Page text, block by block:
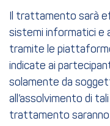
Il trattamento sarà
sistemi informatici e
tramite le
indicate ai
solamente da
all’assolvimento di
trattamento